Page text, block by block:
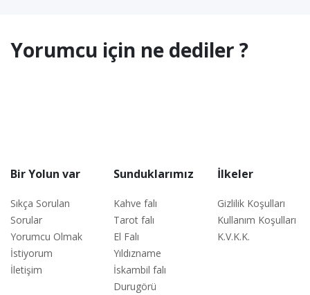
Yorumcu için ne dediler ?
Bir Yolun var
Sıkça Sorulan
Sorular
Yorumcu Olmak
İstiyorum
İletişim
Sunduklarımız
Kahve falı
Tarot falı
El Falı
Yıldızname
İskambil falı
Durugörü
İlkeler
Gizlilik Koşulları
Kullanım Koşulları
K.V.K.K.